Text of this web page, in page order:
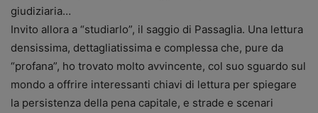
giudiziaria…
Invito allora a “studiarlo”, il saggio di Passaglia. Una lettura
densissima, dettagliatissima e complessa che, pure da
“profana”, ho trovato molto avvincente, col suo sguardo sul
mondo a offrire interessanti chiavi di lettura per spiegare
la persistenza della pena capitale, e strade e scenari